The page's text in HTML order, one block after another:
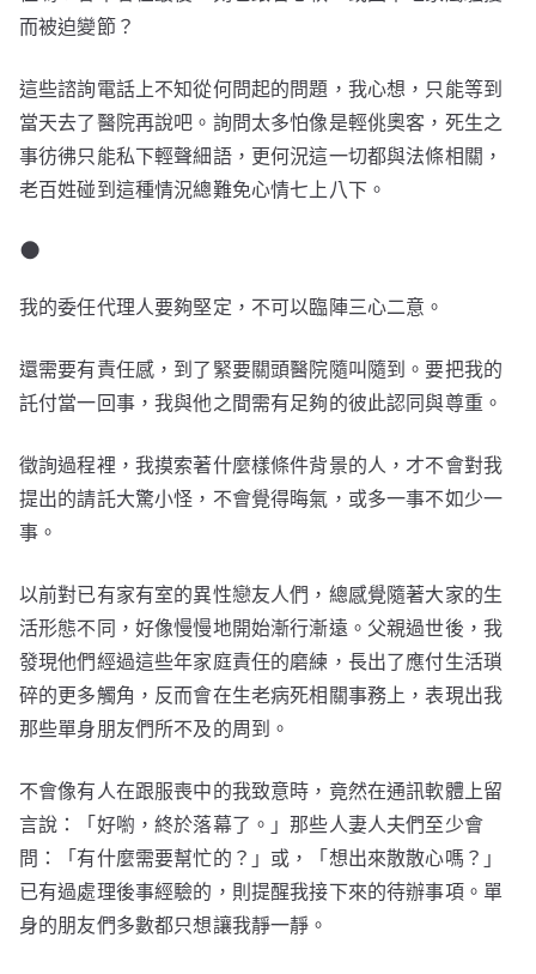
而被迫變節？
這些諮詢電話上不知從何問起的問題，我心想，只能等到
當天去了醫院再說吧。詢問太多怕像是輕佻奧客，死生之
事彷彿只能私下輕聲細語，更何況這一切都與法條相關，
老百姓碰到這種情況總難免心情七上八下。
●
我的委任代理人要夠堅定，不可以臨陣三心二意。
還需要有責任感，到了緊要關頭醫院隨叫隨到。要把我的
託付當一回事，我與他之間需有足夠的彼此認同與尊重。
徵詢過程裡，我摸索著什麼樣條件背景的人，才不會對我
提出的請託大驚小怪，不會覺得晦氣，或多一事不如少一
事。
以前對已有家有室的異性戀友人們，總感覺隨著大家的生
活形態不同，好像慢慢地開始漸行漸遠。父親過世後，我
發現他們經過這些年家庭責任的磨練，長出了應付生活瑣
碎的更多觸角，反而會在生老病死相關事務上，表現出我
那些單身朋友們所不及的周到。
不會像有人在跟服喪中的我致意時，竟然在通訊軟體上留
言說：「好喲，終於落幕了。」那些人妻人夫們至少會
問：「有什麼需要幫忙的？」或，「想出來散散心嗎？」
已有過處理後事經驗的，則提醒我接下來的待辦事項。單
身的朋友們多數都只想讓我靜一靜。